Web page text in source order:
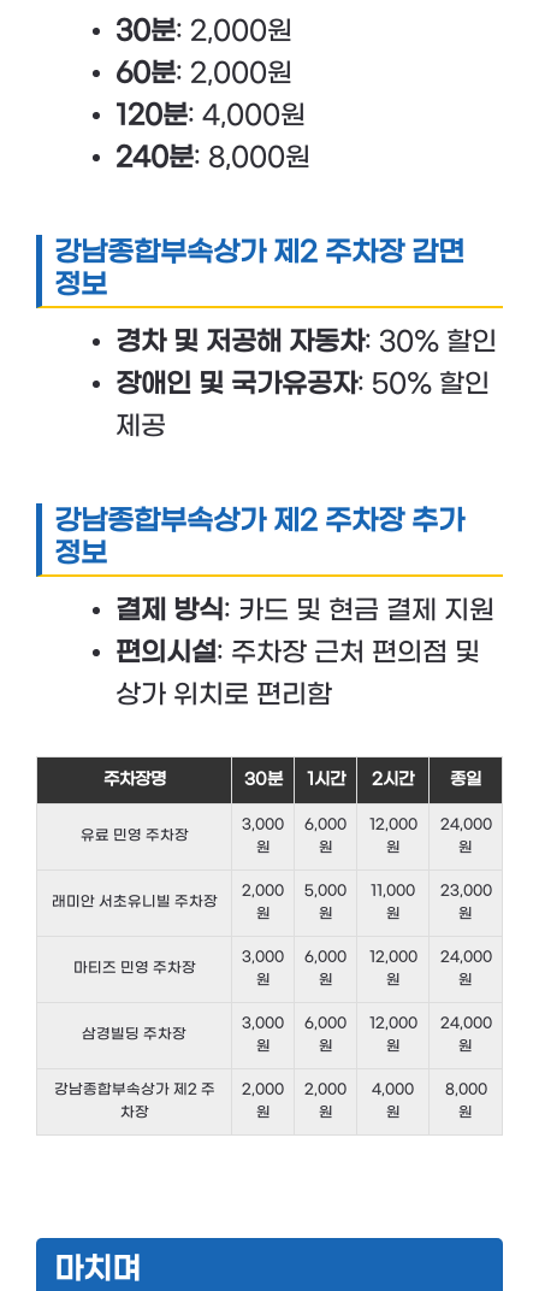
30분: 2,000원
60분: 2,000원
120분: 4,000원
240분: 8,000원
강남종합부속상가 제2 주차장 감면
정보
경차 및 저공해 자동차: 30% 할인
장애인 및 국가유공자: 50% 할인
제공
강남종합부속상가 제2 주차장 추가
정보
결제 방식: 카드 및 현금 결제 지원
편의시설: 주차장 근처 편의점 및
상가 위치로 편리함
주차장명 30분 1시간 2시간 종일
유료 민영 주차장
3,000
원
6,000
원
12,000
원
24,000
원
래미안 서초유니빌 주차장
2,000
원
5,000
원
11,000
원
23,000
원
마티즈 민영 주차장
3,000
원
6,000
원
12,000
원
24,000
원
삼경빌딩 주차장
3,000
원
6,000
원
12,000
원
24,000
원
강남종합부속상가 제2 주
차장
2,000
원
2,000
원
4,000
원
8,000
원
마치며